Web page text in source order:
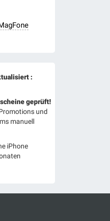
:
geprüft!
und
manuell
iPhone